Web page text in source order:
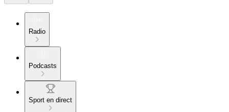
Radio
Podcasts
Sport en direct